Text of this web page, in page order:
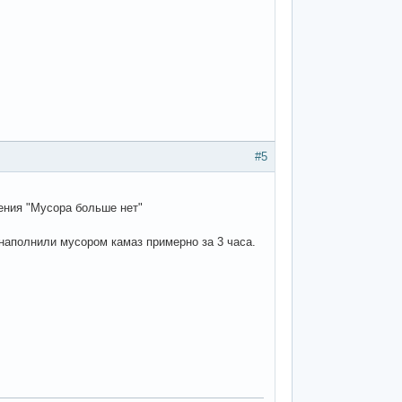
#5
"Мусора больше нет"
мусором камаз примерно за 3 часа.